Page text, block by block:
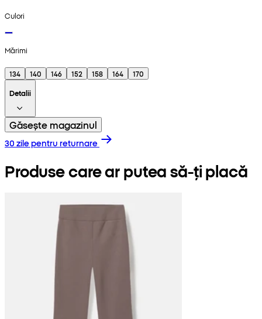
Culori
Mărimi
134 140 146 152 158 164
170
Detalii
Găsește magazinul
30 zile pentru returnare
Produse care ar putea să-ți placă